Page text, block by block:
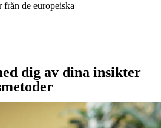
från de europeiska
dig av dina insikter